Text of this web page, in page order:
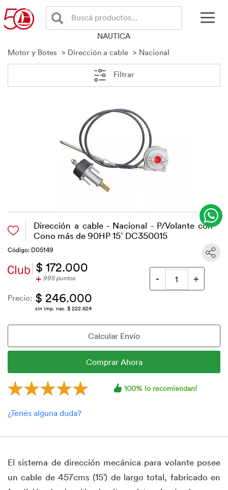
Buscá productos...
NAUTICA
Motor y Botes
Dirección a cable Nacional
Filtrar
Dirección a cable - Nacional - P/Volante con
Cono más de 90HP 15` DC350015
Código: D05149
$ 172.000
+ 995 puntos
Precio: $ 246.000
sin imp. nac. $ 222.624
100% lo recomiendan!
El sistema de dirección mecánica para volante posee
un cable de 457cms (15') de largo total, fabricado en